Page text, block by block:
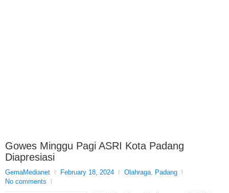
Gowes Minggu Pagi ASRI Kota Padang
Diapresiasi
GemaMedianet February 18, 2024 Olahraga, Padang
No comments